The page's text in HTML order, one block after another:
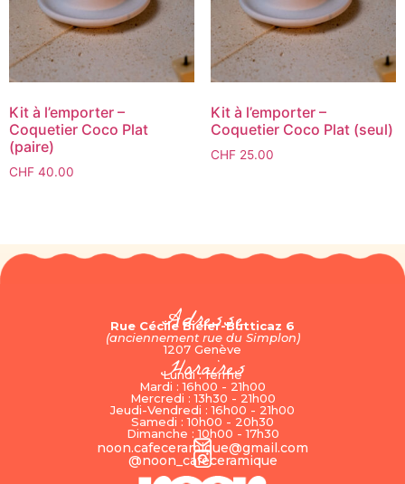
Kit à l’emporter –
Coquetier Coco Plat
(paire)
CHF 40.00
Kit à l’emporter –
Coquetier Coco Plat (seul)
CHF25.00
Adresse
Rue Cécile Biéler-Butticaz 6
(anciennement rue du Simplon)
1207 Genève
Horaires
Lundi : fermé
Mardi : 16h00 - 21h00
Mercredi : 13h30 - 21h00
Jeudi-Vendredi : 16h00 - 21h00
Samedi : 10h00 - 20h30
Dimanche : 10h00 - 17h30
noon.cafeceramique@gmail.com
@noon_cafeceramique